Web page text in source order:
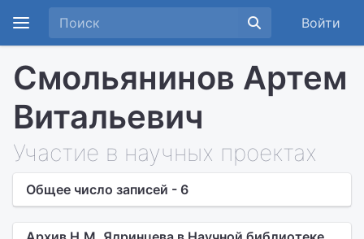
Войти
Смольянинов Артем
Витальевич
Участие в научных проектах
Общее число записей - 6